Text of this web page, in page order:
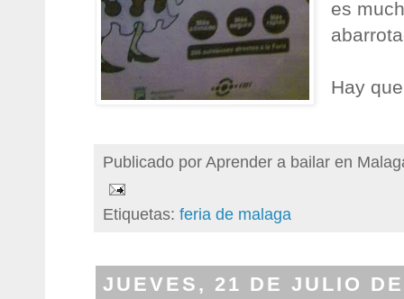
es
Hay
Publicado porAprender a bailar en
Etiquetas: feria de malaga
JUEVES, 21 DE JULIO